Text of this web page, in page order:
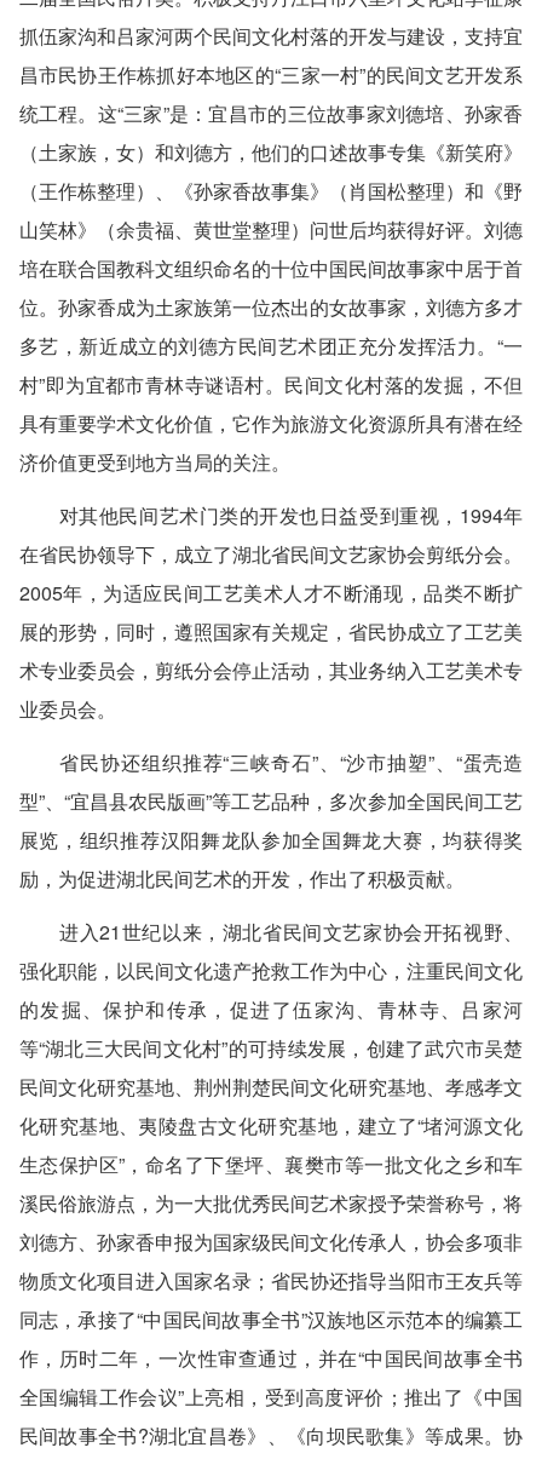
抓伍家沟和吕家河两个民间文化村落的开发与建设，支持宜
昌市民协王作栋抓好本地区的“三家一村”的民间文艺开发系
统工程。这“三家”是：宜昌市的三位故事家刘德培、孙家香
（土家族，女）和刘德方，他们的口述故事专集《新笑府》
（王作栋整理）、《孙家香故事集》（肖国松整理）和《野
山笑林》（余贵福、黄世堂整理）问世后均获得好评。刘德
培在联合国教科文组织命名的十位中国民间故事家中居于首
位。孙家香成为土家族第一位杰出的女故事家，刘德方多才
多艺，新近成立的刘德方民间艺术团正充分发挥活力。“一
村”即为宜都市青林寺谜语村。民间文化村落的发掘，不但
具有重要学术文化价值，它作为旅游文化资源所具有潜在经
济价值更受到地方当局的关注。
对其他民间艺术门类的开发也日益受到重视，1994年
在省民协领导下，成立了湖北省民间文艺家协会剪纸分会。
2005年，为适应民间工艺美术人才不断涌现，品类不断扩
展的形势，同时，遵照国家有关规定，省民协成立了工艺美
术专业委员会，剪纸分会停止活动，其业务纳入工艺美术专
业委员会。
省民协还组织推荐“三峡奇石”、“沙市抽塑”、“蛋壳造
型”、“宜昌县农民版画”等工艺品种，多次参加全国民间工艺
展览，组织推荐汉阳舞龙队参加全国舞龙大赛，均获得奖
励，为促进湖北民间艺术的开发，作出了积极贡献。
进入21世纪以来，湖北省民间文艺家协会开拓视野、
强化职能，以民间文化遗产抢救工作为中心，注重民间文化
的发掘、保护和传承，促进了伍家沟、青林寺、吕家河
等“湖北三大民间文化村”的可持续发展，创建了武穴市吴楚
民间文化研究基地、荆州荆楚民间文化研究基地、孝感孝文
化研究基地、夷陵盘古文化研究基地，建立了“堵河源文化
生态保护区”，命名了下堡坪、襄樊市等一批文化之乡和车
溪民俗旅游点，为一大批优秀民间艺术家授予荣誉称号，将
刘德方、孙家香申报为国家级民间文化传承人，协会多项非
物质文化项目进入国家名录；省民协还指导当阳市王友兵等
同志，承接了“中国民间故事全书”汉族地区示范本的编纂工
作，历时二年，一次性审查通过，并在“中国民间故事全书
全国编辑工作会议”上亮相，受到高度评价；推出了《中国
民间故事全书?湖北宜昌卷》、《向坝民歌集》等成果。协